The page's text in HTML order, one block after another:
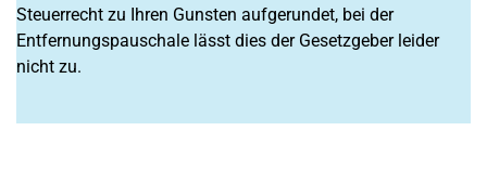
Steuerrecht zu Ihren Gunsten aufgerundet, bei der
Entfernungspauschale lässt dies der Gesetzgeber leider
nicht zu.